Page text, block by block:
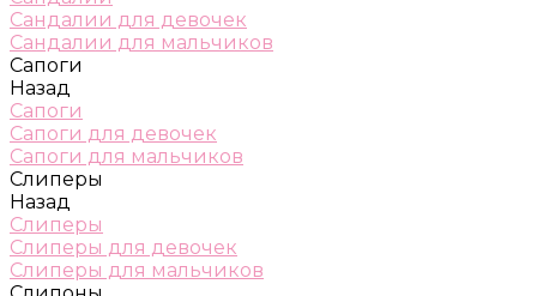
Сандалии для девочек
Сандалии для мальчиков
Сапоги
Назад
Сапоги
Сапоги для девочек
Сапоги для мальчиков
Слиперы
Назад
Слиперы
Слиперы для девочек
Слиперы для мальчиков